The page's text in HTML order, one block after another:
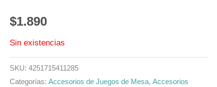
$1.890
Sin existencias
SKU: 4251715411285
Categorías: Accesorios de Juegos de Mesa, Accesorios